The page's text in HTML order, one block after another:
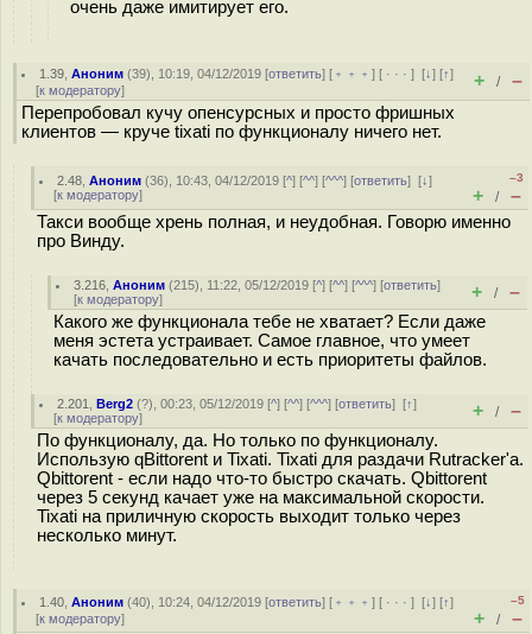
очень даже имитирует его.
1.39 ,Аноним (39), 10:19, 04/12/2019 [ответить] [ ﹢﹢﹢] [ · · ·][↓] [↑]
[к модератору] + / –
Перепробовал кучу опенсурсных и просто фришных
клиентов — круче tixati по функционалу ничего нет.
2.48 ,Аноним (36), 10:43, 04/12/2019 [^] [^^] [^^^] [ответить][↓]
[к модератору]
–3
+ / –
Такси вообще хрень полная, и неудобная. Говорю именно
про Винду.
3.216 ,Аноним (215), 11:22, 05/12/2019 [^] [^^] [^^^] [ответить]
[к модератору] + / –
Какого же функционала тебе не хватает? Если даже
меня эстета устраивает. Самое главное, что умеет
качать последовательно и есть приоритеты файлов.
2.201 ,Berg2 (?), 00:23, 05/12/2019 [^] [^^] [^^^] [ответить][↑]
[к модератору] + / –
По функционалу, да. Но только по функционалу.
Использую qBittorent и Tixati. Tixati для раздачи Rutracker'a.
Qbittorent - если надо что-то быстро скачать. Qbittorent
через 5 секунд качает уже на максимальной скорости.
Tixati на приличную скорость выходит только через
несколько минут.
1.40 ,Аноним (40), 10:24, 04/12/2019 [ответить] [ ﹢﹢﹢] [ · · ·][↓] [↑]
[к модератору]
–5
+ / –